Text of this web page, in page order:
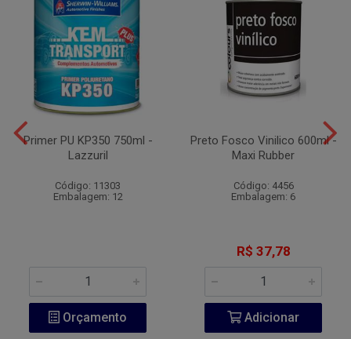
Primer PU KP350 750ml -
Lazzuril
Código: 11303
Embalagem: 12
Orçamento
Preto Fosco Vinilico 600ml -
Maxi Rubber
Código: 4456
Embalagem: 6
R$ 37,78
Adicionar